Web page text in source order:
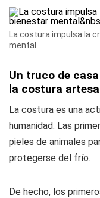
La costura impulsa la
mental
Un truco de
la costura
La costura es una
humanidad. Las
pieles de animales
protegerse del frío.
De hecho, los